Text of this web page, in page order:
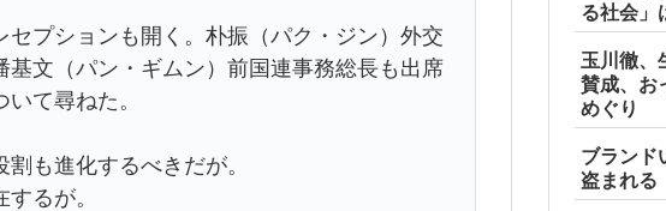
プションも開く。朴振（パク・ジン）外交
文（パン・ギムン）前国連事務総長も出席
て尋ねた。
も進化するべきだが。
るが。
る社会
玉川徹、
賛成、お
めぐり
ブランド
盗まれる